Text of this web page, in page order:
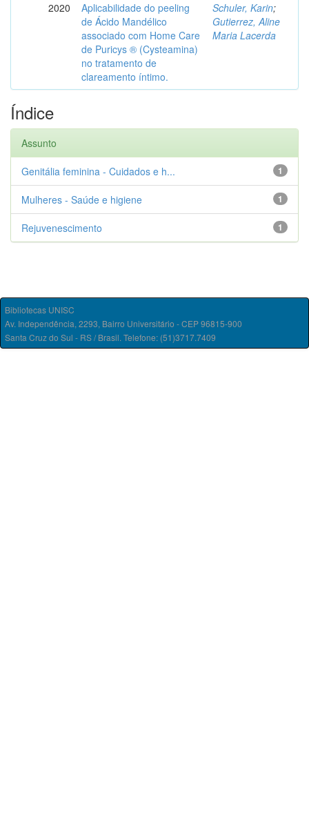
2020
Aplicabilidade do peeling
de Ácido Mandélico
associado com Home Care
de Puricys ® (Cysteamina)
no tratamento de
clareamento íntimo.
Schuler, Karin;
Gutierrez, Aline
Maria Lacerda
Índice
Assunto
1
Genitália feminina - Cuidados e h...
1
Mulheres - Saúde e higiene
1
Rejuvenescimento
Bibliotecas UNISC
Av. Independência, 2293, Bairro Universitário - CEP 96815-900
Santa Cruz do Sul - RS / Brasil. Telefone: (51)3717.7409